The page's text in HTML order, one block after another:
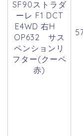
SF90ストラダ
ーレ F1 DCT
E4WD 右H
OP632 サス
ペンションリ
フター(クーペ
赤)